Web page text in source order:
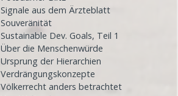
Signale aus dem Ärzteblatt
Souveränität
Sustainable Dev. Goals, Teil 1
Über die Menschenwürde
Ursprung der Hierarchien
Verdrängungskonzepte
Völkerrecht anders betrachtet